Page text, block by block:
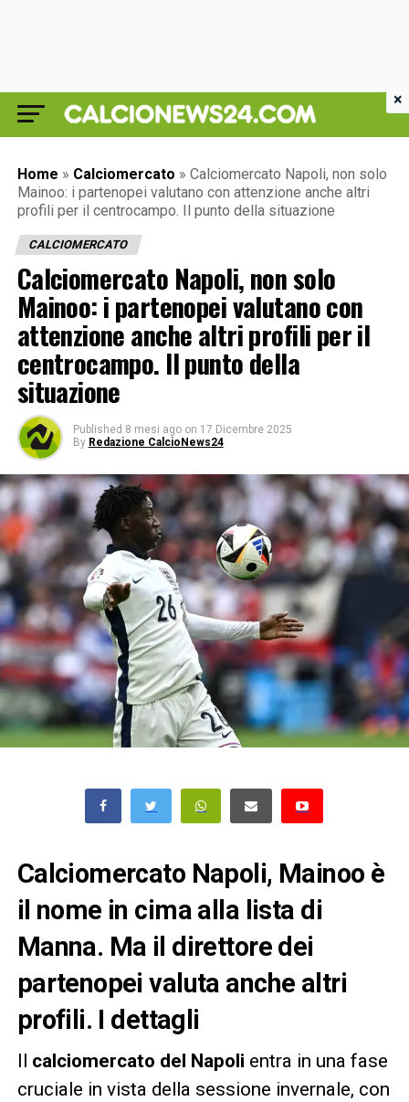
Home » Calciomercato » Calciomercato Napoli, non solo
Mainoo: i partenopei valutano con attenzione anche altri
profili per il centrocampo. Il punto della situazione
CALCIOMERCATO
Calciomercato Napoli, non solo
Mainoo: i partenopei valutano con
attenzione anche altri profili per il
centrocampo. Il punto della
situazione
Published 8 mesi ago on 17 Dicembre 2025
By Redazione CalcioNews24
Calciomercato Napoli, Mainoo è
il nome in cima alla lista di
Manna. Ma il direttore dei
partenopei valuta anche altri
profili. I dettagli
calciomercato del Napoli entra in una fase
cruciale in vista della sessione invernale, con
×